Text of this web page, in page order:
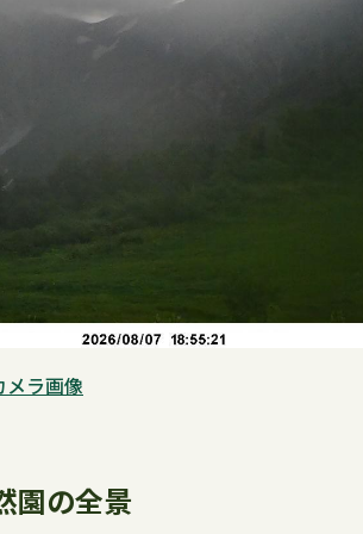
メラ画像
園の全景